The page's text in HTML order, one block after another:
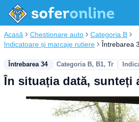
Acasă Chestionare auto
Categoria B
Indicatoare și marcaje rutiere
Întrebarea
Întrebarea 34 Categoria B, B1, Tr
În situația dată, sunteți